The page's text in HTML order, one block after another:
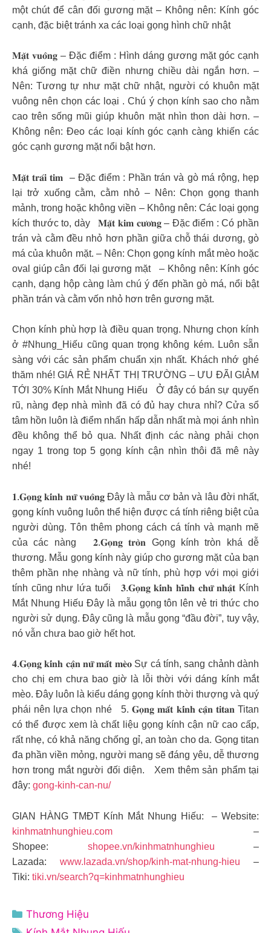
một chút để cân đối gương mặt – Không nên: Kính góc
cạnh, đặc biệt tránh xa các loại gọng hình chữ nhật
𝐌𝐚̣̆𝐭 𝐯𝐮𝐨̂𝐧𝐠 – Đặc điểm : Hình dáng gương mặt góc cạnh
khá giống mặt chữ điền nhưng chiều dài ngắn hơn. –
Nên: Tương tự như mặt chữ nhật, người có khuôn mặt
vuông nên chọn các loại . Chú ý chọn kính sao cho nằm
cao trên sống mũi giúp khuôn mặt nhìn thon dài hơn. –
Không nên: Đeo các loại kính góc cạnh càng khiến các
góc cạnh gương mặt nổi bật hơn.
𝐌𝐚̣̆𝐭 𝐭𝐫𝐚́𝐢 𝐭𝐢𝐦 – Đặc điểm : Phần trán và gò má rộng, hẹp
lại trở xuống cằm, cằm nhỏ – Nên: Chọn gọng thanh
mảnh, trong hoặc không viền – Không nên: Các loại gọng
kích thước to, dày 𝐌𝐚̣̆𝐭 𝐤𝐢𝐦 𝐜𝐮̛𝐨̛𝐧𝐠 – Đặc điểm : Có phần
trán và cằm đều nhỏ hơn phần giữa chỗ thái dương, gò
má của khuôn mặt. – Nên: Chọn gọng kính mắt mèo hoặc
oval giúp cân đối lại gương mặt – Không nên: Kính góc
cạnh, dạng hộp càng làm chú ý đến phần gò má, nổi bật
phần trán và cằm vốn nhỏ hơn trên gương mặt.
Chọn kính phù hợp là điều quan trọng. Nhưng chọn kính
ở #Nhung_Hiếu cũng quan trọng không kém. Luôn sẵn
sàng với các sản phẩm chuẩn xịn nhất. Khách nhớ ghé
thăm nhé! GIÁ RẺ NHẤT THỊ TRƯỜNG – ƯU ĐÃI GIẢM
TỚI 30% Kính Mắt Nhung Hiếu Ở đây có bán sự quyến
rũ, nàng đẹp nhà mình đã có đủ hay chưa nhỉ? Cửa sổ
tâm hồn luôn là điểm nhấn hấp dẫn nhất mà mọi ánh nhìn
đều không thể bỏ qua. Nhất định các nàng phải chọn
ngay 1 trong top 5 gọng kính cận nhìn thôi đã mê này
nhé!
𝟏.𝐆𝐨̣𝐧𝐠 𝐤𝐢́𝐧𝐡 𝐧𝐮̛̃ 𝐯𝐮𝐨̂𝐧𝐠 Đây là mẫu cơ bản và lâu đời nhất,
gọng kính vuông luôn thể hiện được cá tính riêng biệt của
người dùng. Tôn thêm phong cách cá tính và mạnh mẽ
của các nàng 𝟐.𝐆𝐨̣𝐧𝐠 𝐭𝐫𝐨̀𝐧 Gọng kính tròn khá dễ
thương. Mẫu gọng kính này giúp cho gương mặt của bạn
thêm phần nhẹ nhàng và nữ tính, phù hợp với mọi giới
tính cũng như lứa tuổi 𝟑.𝐆𝐨̣𝐧𝐠 𝐤𝐢́𝐧𝐡 𝐡𝐢̀𝐧𝐡 𝐜𝐡𝐮̛̃ 𝐧𝐡𝐚̣̂𝐭 Kính
Mắt Nhung Hiếu Đây là mẫu gọng tôn lên vẻ tri thức cho
người sử dụng. Đây cũng là mẫu gọng “đầu đời”, tuy vậy,
nó vẫn chưa bao giờ hết hot.
𝟒.𝐆𝐨̣𝐧𝐠 𝐤𝐢́𝐧𝐡 𝐜𝐚̣̂𝐧 𝐧𝐮̛̃ 𝐦𝐚̆́𝐭 𝐦𝐞̀𝐨 Sự cá tính, sang chảnh dành
cho chị em chưa bao giờ là lỗi thời với dáng kính mắt
mèo. Đây luôn là kiểu dáng gọng kính thời thượng và quý
phái nên lựa chọn nhé 5. 𝐆𝐨̣𝐧𝐠 𝐦𝐚̆́𝐭 𝐤𝐢́𝐧𝐡 𝐜𝐚̣̂𝐧 𝐭𝐢𝐭𝐚𝐧 Titan
có thể được xem là chất liệu gọng kính cận nữ cao cấp,
rất nhẹ, có khả năng chống gỉ, an toàn cho da. Gọng titan
đa phần viền mỏng, người mang sẽ đáng yêu, dễ thương
hơn trong mắt người đối diện. Xem thêm sản phẩm tại
đây: gong-kinh-can-nu/
GIAN HÀNG TMĐT Kính Mắt Nhung Hiếu: – Website:
kinhmatnhunghieu.com –
Shopee: shopee.vn/kinhmatnhunghieu –
Lazada: www.lazada.vn/shop/kinh-mat-nhung-hieu –
Tiki: tiki.vn/search?q=kinhmatnhunghieu
Danh
mục
Thương Hiệu
Thẻ